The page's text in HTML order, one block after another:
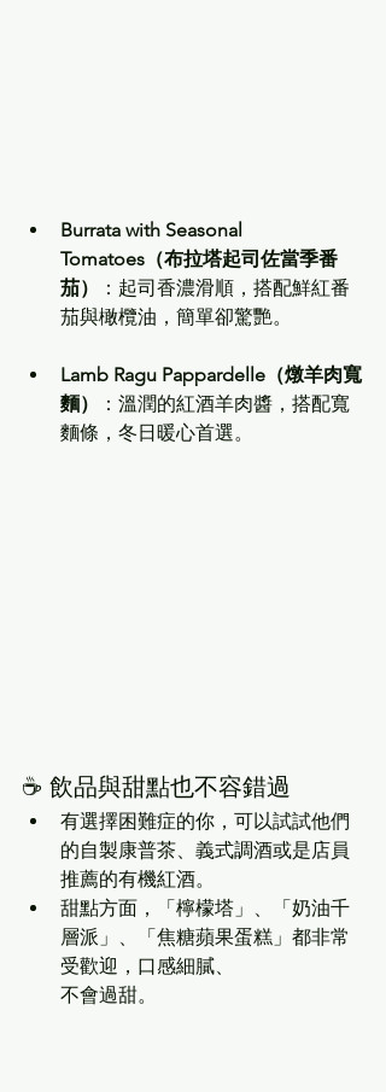
Burrata with Seasonal
Tomatoes（布拉塔起司佐當季番
茄）
：起司香濃滑順，搭配鮮紅番
茄與橄欖油，簡單卻驚艷。
Lamb Ragu Pappardelle（燉羊肉寬
麵）
：溫潤的紅酒羊肉醬，搭配寬
麵條，冬日暖心首選。
☕ 飲品與甜點也不容錯過
有選擇困難症的你，可以試試他們
的自製康普茶、義式調酒或是店員
推薦的有機紅酒。
甜點方面，「檸檬塔」、「奶油千
層派」、「焦糖蘋果蛋糕」都非常
受歡迎，口感細膩、
不會過甜。